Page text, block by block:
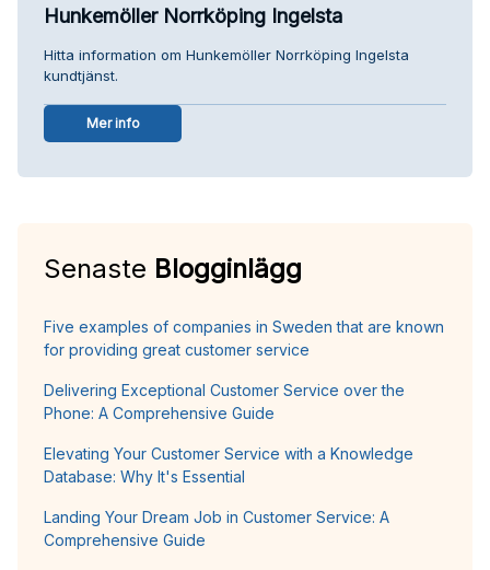
Hunkemöller Norrköping Ingelsta
Hitta information om Hunkemöller Norrköping Ingelsta
kundtjänst.
Mer info
Senaste Blogginlägg
Five examples of companies in Sweden that are known
for providing great customer service
Delivering Exceptional Customer Service over the
Phone: A Comprehensive Guide
Elevating Your Customer Service with a Knowledge
Database: Why It's Essential
Landing Your Dream Job in Customer Service: A
Comprehensive Guide